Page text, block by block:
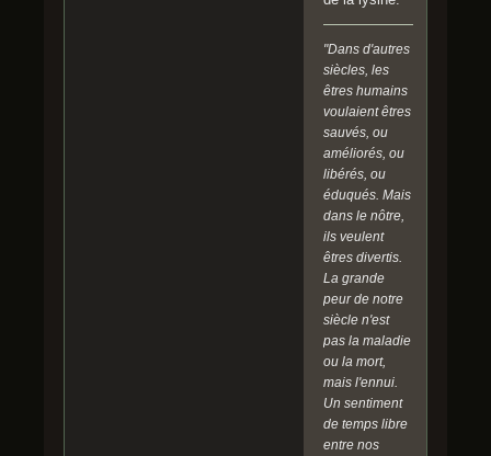
"Dans d'autres
siècles, les
êtres humains
voulaient êtres
sauvés, ou
améliorés, ou
libérés, ou
éduqués. Mais
dans le nôtre,
ils veulent
êtres divertis.
La grande
peur de notre
siècle n'est
pas la maladie
ou la mort,
mais l'ennui.
Un sentiment
de temps libre
entre nos